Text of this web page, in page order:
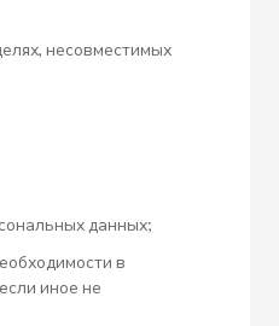
несовместимых
данных;
в
иное не